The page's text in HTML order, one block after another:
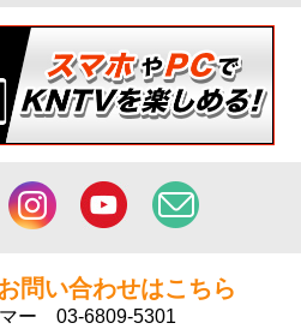
問い合わせはこちら
マー 03-6809-5301